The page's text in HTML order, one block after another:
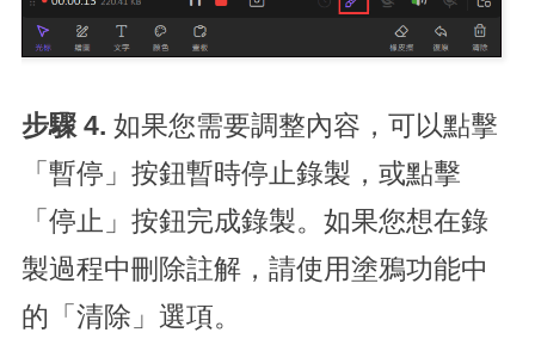
步驟 4. 如果您需要調整內容，可以點擊
「暫停」按鈕暫時停止錄製，或點擊
「停止」按鈕完成錄製。如果您想在錄
製過程中刪除註解，請使用塗鴉功能中
的「清除」選項。